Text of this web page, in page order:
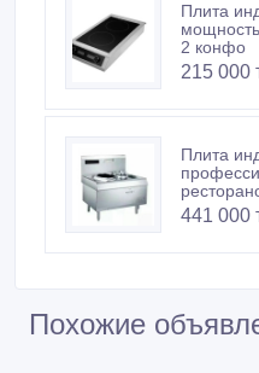
Плита
2 конфо
215 000
Плита
441 000
Похожие